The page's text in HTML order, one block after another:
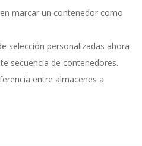
marcar un contenedor como
selección personalizadas ahora
secuencia de contenedores.
entre almacenes a